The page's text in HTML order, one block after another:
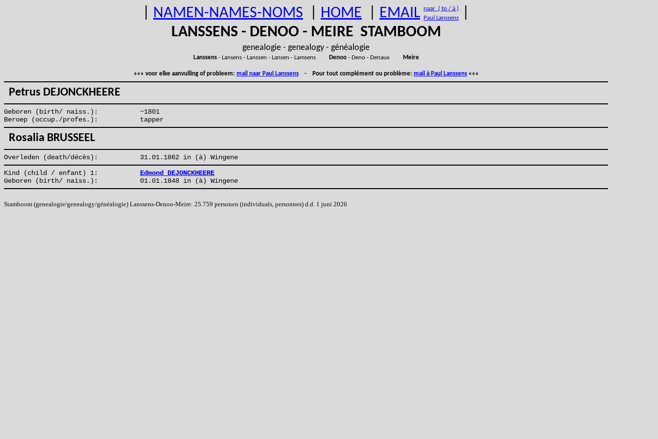
NAMEN-NAMES-NOMS HOME EMAIL naar ( to / à )
Paul Lanssens
LANSSENS - DENOO - MEIRE STAMBOOM
genealogie - genealogy - généalogie
Lanssens- Lansens - Lanssen - Lansen - Lamsens Denoo- Deno - Denaux Meire
»»» voor elke aanvulling of probleem: mail naar Paul Lanssens- Pour tout complément ou problème: mail à Paul Lanssens«««
Petrus DEJONCKHEERE
Geboren (birth/ naiss.):
~1801
Beroep (occup./profes.):
tapper
Rosalia BRUSSEEL
Overleden (death/décès):
31.01.1862 in (à) Wingene
Kind (child / enfant) 1:
Edmond DEJONCKHEERE
Geboren (birth/ naiss.):
01.01.1848 in (à) Wingene
Stamboom (genealogie/genealogy/généalogie) Lanssens-Denoo-Meire: 25.759 personen (individuals, personnes) d.d. 1 juni 2026